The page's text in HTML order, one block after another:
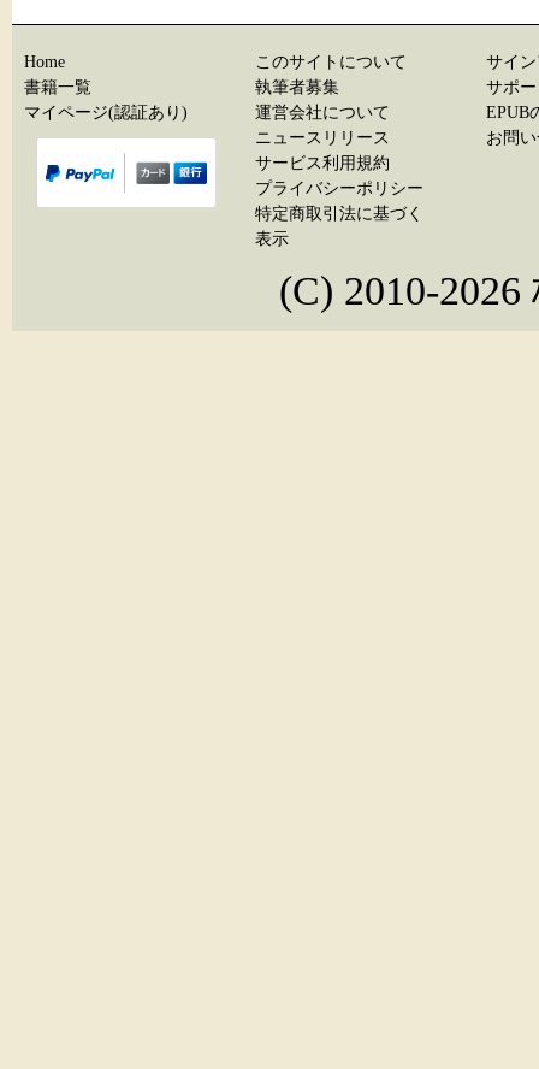
Home
書籍一覧
マイページ(認証あり)
このサイトについて
執筆者募集
運営会社について
ニュースリリース
サービス利用規約
プライバシーポリシー
特定商取引法に基づく
表示
サイ
サポ
EPUB
お問
(C) 2010-